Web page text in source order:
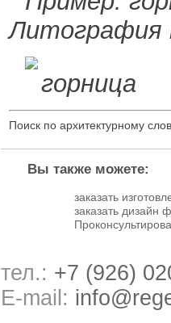
Литография
Поиск по архитектурному
Вы также можете:
заказать
заказать дизайн
тел.: +7 (926)
E-mail: